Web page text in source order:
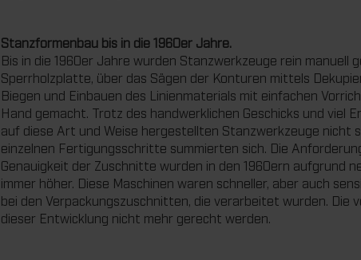
Stanzformenbau bis in die 1960er Jahre.
Bis in die 1960er Jahre wurden Stanzwerkzeuge rein manuell
Sperrholzplatte, über das Sägen der Konturen mittels
Biegen und Einbauen des Linienmaterials mit einfachen
Hand gemacht. Trotz des handwerklichen Geschicks und viel
auf diese Art und Weise hergestellten Stanzwerkzeuge nicht
einzelnen Fertigungsschritte summierten sich. Die
Genauigkeit der Zuschnitte wurden in den 1960ern aufgrund
immer höher. Diese Maschinen waren schneller, aber auch
bei den Verpackungszuschnitten, die verarbeitet wurden. Die
dieser Entwicklung nicht mehr gerecht werden.